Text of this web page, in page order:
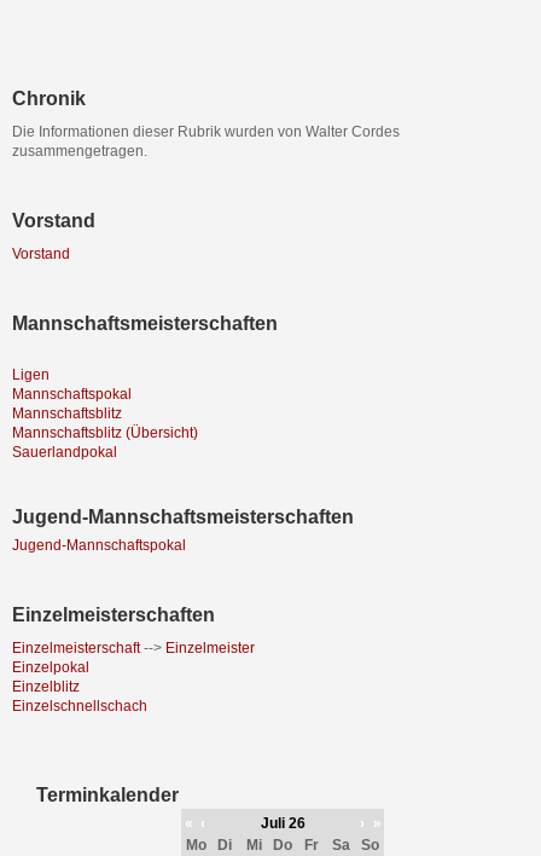
Chronik
Die Informationen dieser Rubrik wurden von Walter Cordes
zusammengetragen.
Vorstand
Vorstand
Mannschaftsmeisterschaften
Ligen
Mannschaftspokal
Mannschaftsblitz
Mannschaftsblitz (Übersicht)
Sauerlandpokal
Jugend-Mannschaftsmeisterschaften
Jugend-Mannschaftspokal
Einzelmeisterschaften
Einzelmeisterschaft--> Einzelmeister
Einzelpokal
Einzelblitz
Einzelschnellschach
Terminkalender
« ‹ Juli 26 ›
»
Mo
Di Mi Do Fr Sa
So